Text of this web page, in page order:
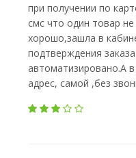
при получении по
смс что один товар
хорошо,зашла в
подтверждения
автоматизировано.А
адрес, самой ,без